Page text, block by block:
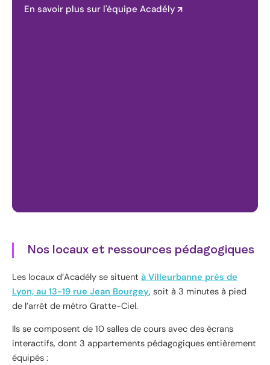
En savoir plus sur l'équipe Acadély
Nos locaux et ressources pédagogiques
Les locaux d’Acadély se situent à Villeurbanne près de
Lyon, au 13-19 rue Jean Bourgey, soit à 3 minutes à pied
de l’arrêt de métro Gratte-Ciel.
Ils se composent de 10 salles de cours avec des écrans
interactifs, dont 3 appartements pédagogiques entièrement
équipés :